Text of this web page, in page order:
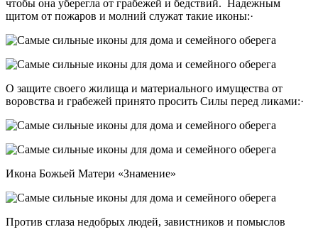
чтобы она уберегла от грабежей и бедствий. Надежным
щитом от пожаров и молний служат такие иконы:·
О защите своего жилища и материального имущества от
воровства и грабежей принято просить Силы перед ликами:·
Икона Божьей Матери «Знамение»
Против сглаза недобрых людей, завистников и помыслов